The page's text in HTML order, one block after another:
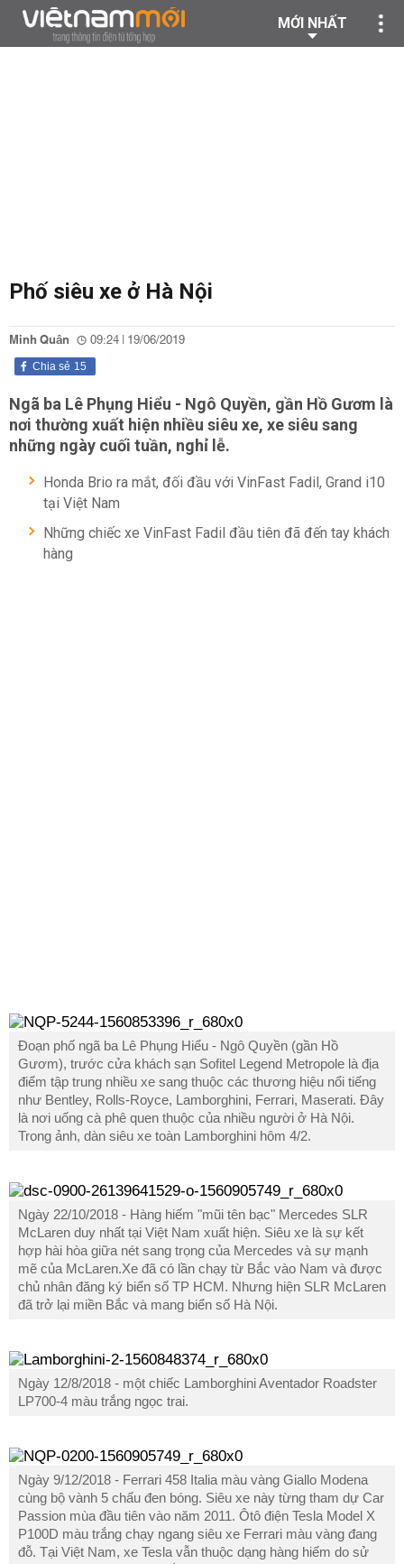
MỚI NHẤT
Phố siêu xe ở Hà Nội
Minh Quân 09:24 | 19/06/2019
15
Chia sẻ
Ngã ba Lê Phụng Hiểu - Ngô Quyền, gần Hồ Gươm là
nơi thường xuất hiện nhiều siêu xe, xe siêu sang
những ngày cuối tuần, nghỉ lễ.
Honda Brio ra mắt, đối đầu với VinFast Fadil, Grand i10
tại Việt Nam
Những chiếc xe VinFast Fadil đầu tiên đã đến tay khách
hàng
Đoạn phố ngã ba Lê Phụng Hiểu - Ngô Quyền (gần Hồ
Gươm), trước cửa khách sạn Sofitel Legend Metropole là địa
điểm tập trung nhiều xe sang thuộc các thương hiệu nổi tiếng
như Bentley, Rolls-Royce, Lamborghini, Ferrari, Maserati. Đây
là nơi uống cà phê quen thuộc của nhiều người ở Hà Nội.
Trong ảnh, dàn siêu xe toàn Lamborghini hôm 4/2.
Ngày 22/10/2018 - Hàng hiếm "mũi tên bạc" Mercedes SLR
McLaren duy nhất tại Việt Nam xuất hiện. Siêu xe là sự kết
hợp hài hòa giữa nét sang trọng của Mercedes và sự mạnh
mẽ của McLaren.Xe đã có lần chạy từ Bắc vào Nam và được
chủ nhân đăng ký biển số TP HCM. Nhưng hiện SLR McLaren
đã trở lại miền Bắc và mang biển số Hà Nội.
Ngày 12/8/2018 - một chiếc Lamborghini Aventador Roadster
LP700-4 màu trắng ngọc trai.
Ngày 9/12/2018 - Ferrari 458 Italia màu vàng Giallo Modena
cùng bộ vành 5 chấu đen bóng. Siêu xe này từng tham dự Car
Passion mùa đầu tiên vào năm 2011. Ôtô điện Tesla Model X
P100D màu trắng chạy ngang siêu xe Ferrari màu vàng đang
đỗ. Tại Việt Nam, xe Tesla vẫn thuộc dạng hàng hiếm do sử